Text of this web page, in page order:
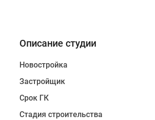
Описание студии
Новостройка
Застройщик
Срок ГК
Стадия строительства